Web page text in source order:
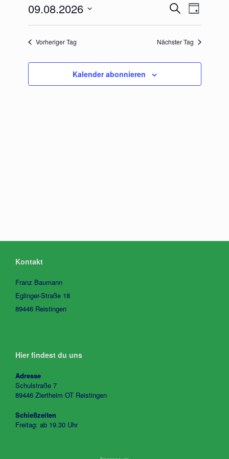
Veranstaltungen
Suche
und
Navigation
Suche
Ansichten-
Navigation
Tag
09.08.2026
Vorheriger Tag Nächster Tag
Kalender abonnieren
Kontakt
Franz Baumann
Eglinger-Straße 18
89446 Reistingen
Hier findest du uns
Adresse
Schulstraße 7
89446 Ziertheim OT Reistingen
Schießzeiten
Freitag: ab 19.30 Uhr